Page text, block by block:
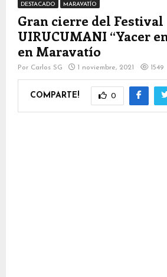
DESTACADO MARAVATÍO
Gran cierre del Festival
UIRUCUMANI “Yacer
en Maravatío
Por Carlos SG 1 noviembre, 2021 1549
COMPARTE! 0